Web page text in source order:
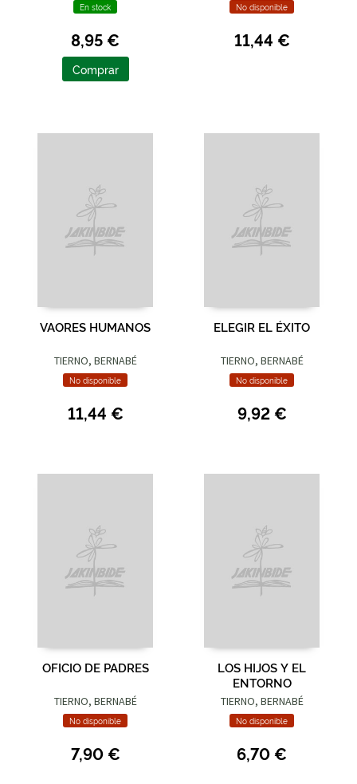
En stock
8,95 €
Comprar
No disponible
11,44 €
VAORES HUMANOS
TIERNO, BERNABÉ
No disponible
11,44 €
ELEGIR EL ÉXITO
TIERNO, BERNABÉ
No disponible
9,92 €
OFICIO DE PADRES
TIERNO, BERNABÉ
No disponible
7,90 €
LOS HIJOS Y EL
ENTORNO
TIERNO, BERNABÉ
No disponible
6,70 €